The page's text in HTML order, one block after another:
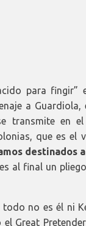
para fingir”
a Guardiola,
transmite en
que es el
destinados
al final un
no es él ni
Great